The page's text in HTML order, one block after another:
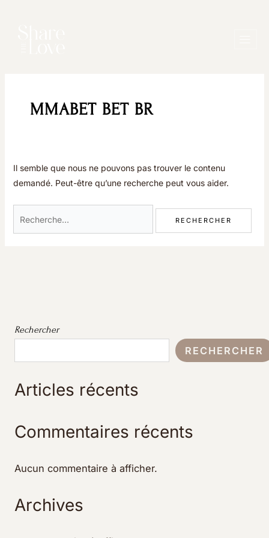
MMABET BET BR
Il semble que nous ne pouvons pas trouver le contenu
demandé. Peut-être qu’une recherche peut vous aider.
Rechercher
RECHERCHER
Articles récents
Commentaires récents
Aucun commentaire à afficher.
Archives